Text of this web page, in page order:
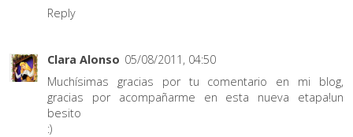
Reply
Clara Alonso 05/08/2011, 04:50
Muchísimas gracias por tu comentario en mi blog,
gracias por acompañarme en esta nueva etapa!un
besito
:)